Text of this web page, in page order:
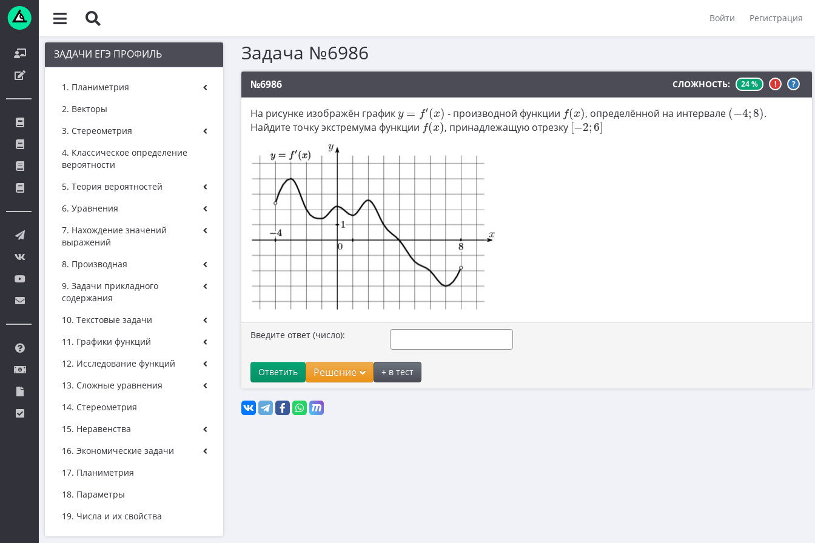
Войти Регистрация
ЗАДАЧИ ЕГЭ ПРОФИЛЬ
1. Планиметрия
2. Векторы
3. Стереометрия
4. Классическое определение
вероятности
5. Теория вероятностей
6. Уравнения
7. Нахождение значений
выражений
8. Производная
9. Задачи прикладного
содержания
10. Текстовые задачи
11. Графики функций
12. Исследование функций
13. Сложные уравнения
14. Стереометрия
15. Неравенства
16. Экономические задачи
17. Планиметрия
18. Параметры
19. Числа и их свойства
Задача №6986
№6986 СЛОЖНОСТЬ: 24 % ! ?
На рисунке изображён график y = f′(x)
y= x) - производной функции f(x)
f(x) , определённой на интервале (−4; 8)
(− 4;8) .
Найдите точку экстремума функции f(x)
f(x) , принадлежащую отрезку −2;6
[−2;6]
Введите ответ (число):
Ответить Решение + в тест